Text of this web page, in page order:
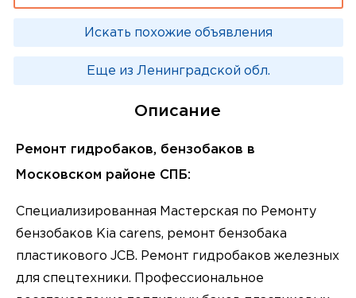
Искать похожие объявления
Еще из Ленинградской обл.
Описание
Ремонт гидробаков, бензобаков в
Московском районе СПБ:
Специализированная Мастерская по Ремонту
бензобаков Kia carens, ремонт бензобака
пластикового JCB. Ремонт гидробаков железных
для спецтехники. Профессиональное